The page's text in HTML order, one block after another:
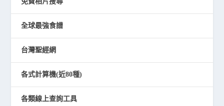
全球最強食譜
台灣聖經網
各式計算機(近80種)
各類線上查詢工具